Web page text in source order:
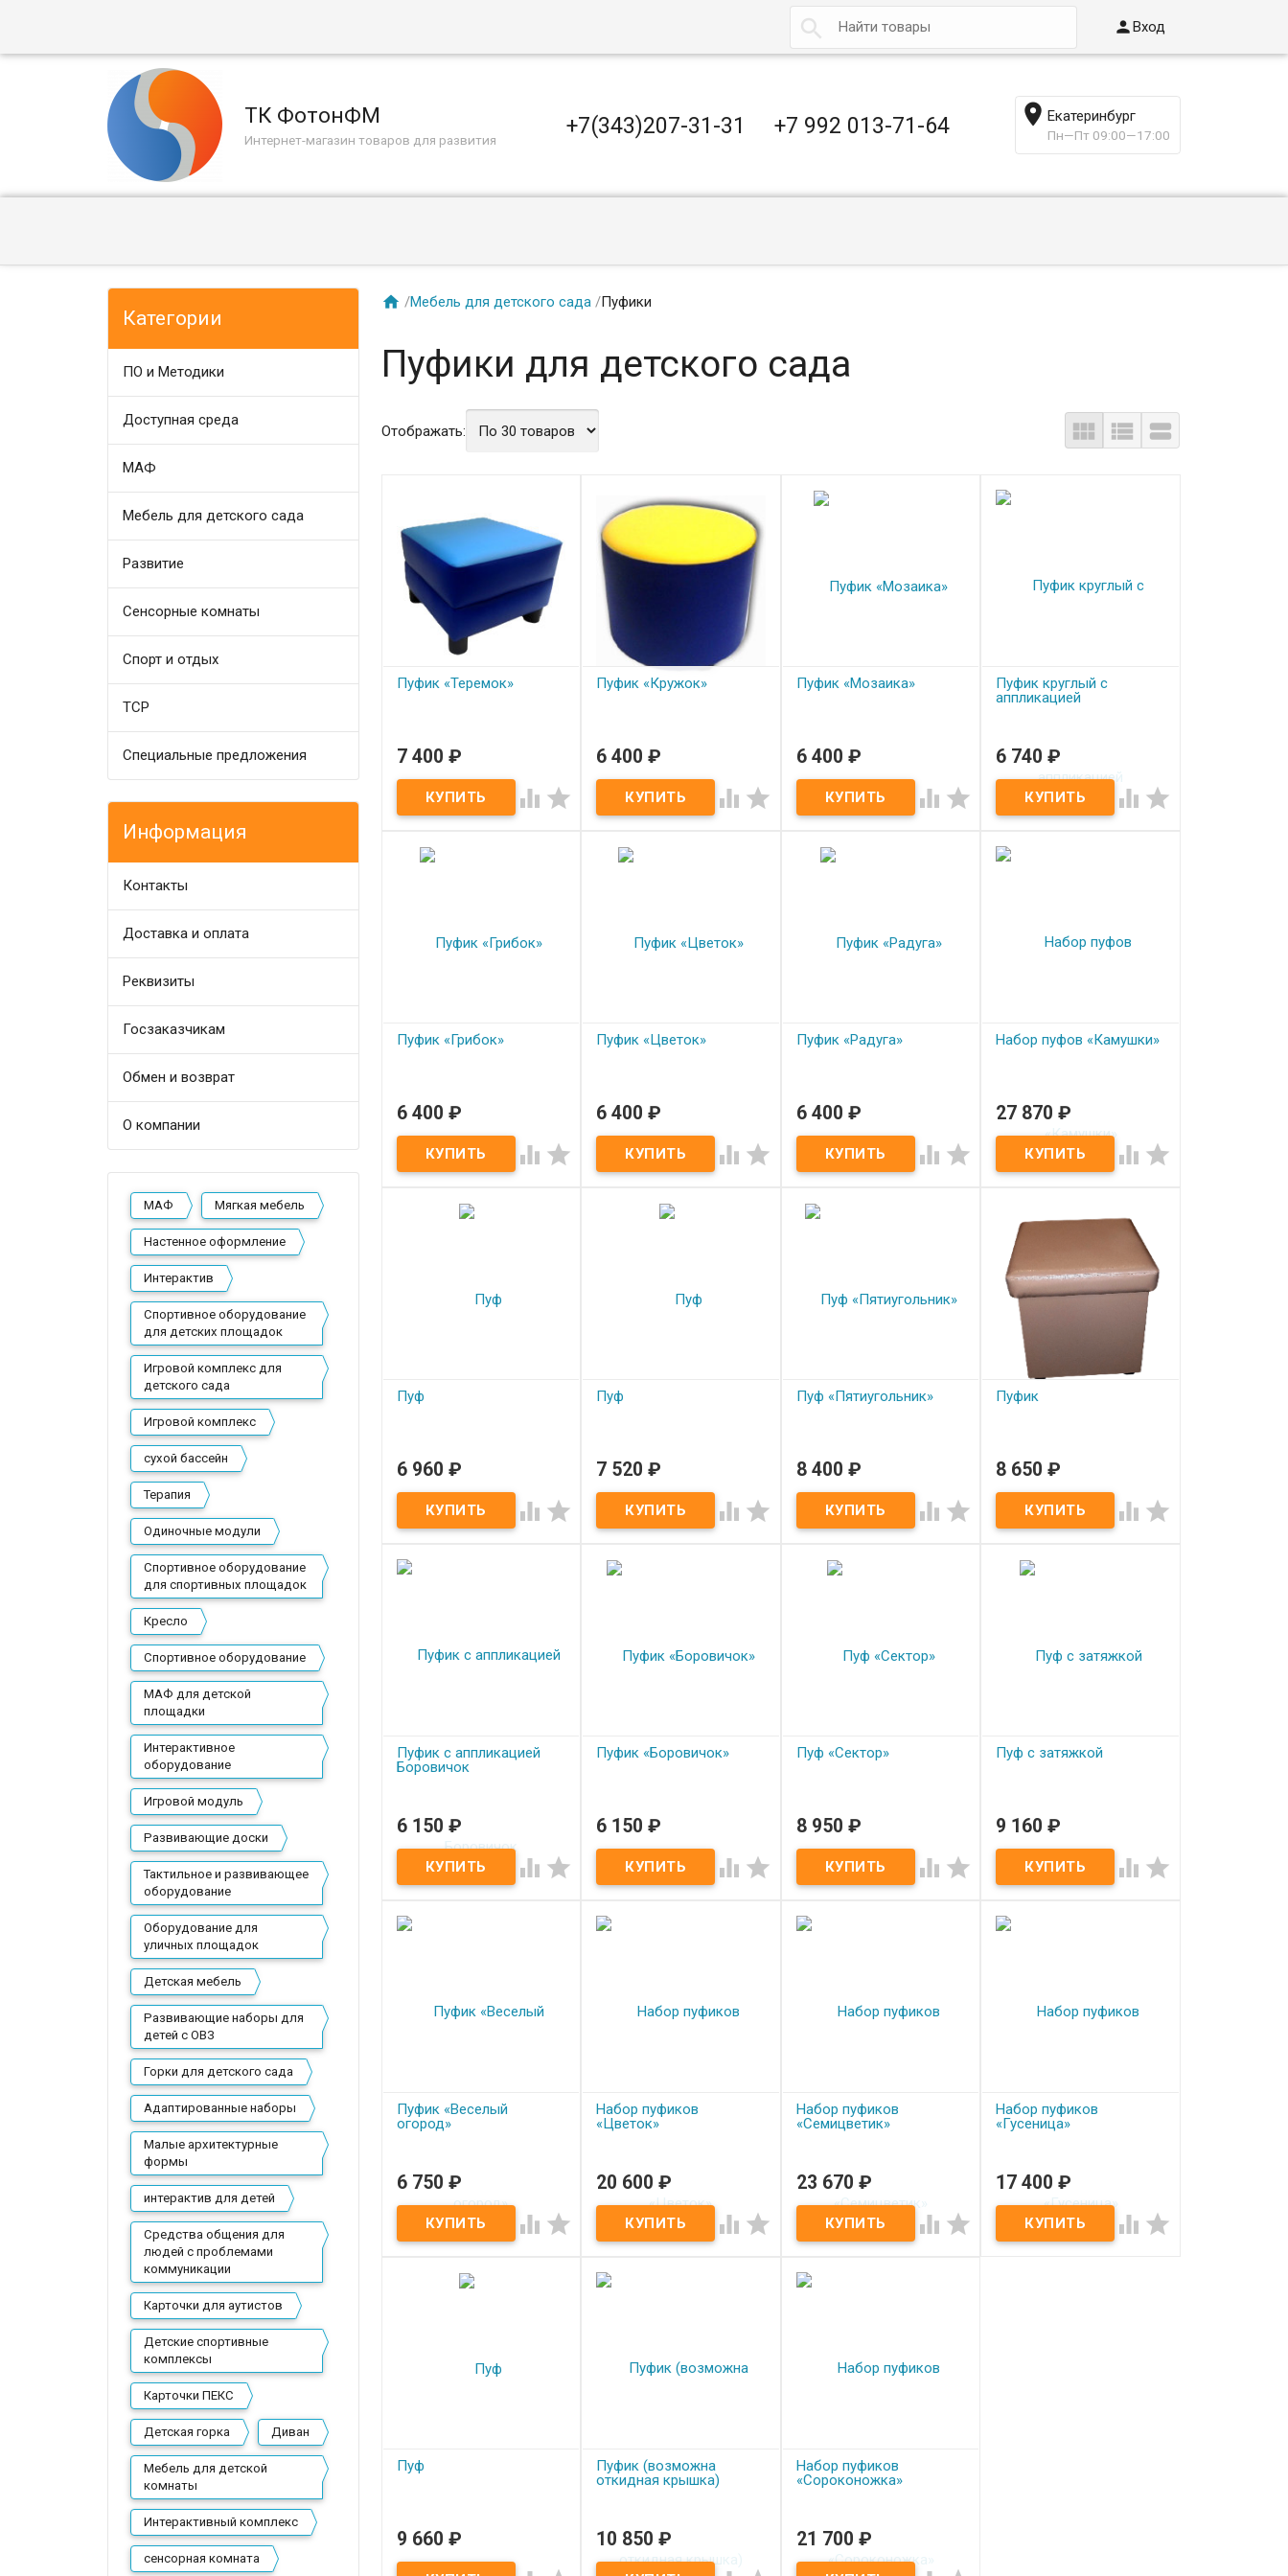
 Вход
ТК ФотонФМ
Интернет-магазин товаров для развития
+7(343)207-31-31 +7 992 013-71-64  Екатеринбург
Пн—Пт 09:00—17:00
Категории
ПО и Методики
Доступная среда
МАФ
Мебель для детского сада
Развитие
Сенсорные комнаты
Спорт и отдых
ТСР
Специальные предложения
Информация
Контакты
Доставка и оплата
Реквизиты
Госзаказчикам
Обмен и возврат
О компании
МАФ Мягкая мебель
Настенное оформление
Интерактив
Спортивное оборудование
для детских площадок
Игровой комплекс для
детского сада
Игровой комплекс
сухой бассейн
Терапия
Одиночные модули
Спортивное оборудование
для спортивных площадок
Кресло
Спортивное оборудование
МАФ для детской
площадки
Интерактивное
оборудование
Игровой модуль
Развивающие доски
Тактильное и развивающее
оборудование
Оборудование для
уличных площадок
Детская мебель
Развивающие наборы для
детей с ОВЗ
Горки для детского сада
Адаптированные наборы
Малые архитектурные
формы
интерактив для детей
Средства общения для
людей с проблемами
коммуникации
Карточки для аутистов
Детские спортивные
комплексы
Карточки ПЕКС
Детская горка Диван
Мебель для детской
комнаты
Интерактивный комплекс
сенсорная комната
 /Мебель для детского сада /Пуфики
Пуфики для детского сада
Отображать:   
Пуфик «Теремок»
Под заказ
Пуфик «Теремок»
7 400 ₽
 
Пуфик «Кружок»
Под заказ
Пуфик «Кружок»
6 400₽
 
Пуфик «Мозаика»
Под заказ
Пуфик «Мозаика»
6 400 ₽
 
Пуфик круглый с
аппликацией
Под заказ
Пуфик круглый с
аппликацией
6 740₽
 
Пуфик «Грибок»
Под заказ
Пуфик «Грибок»
6 400 ₽
 
Пуфик «Цветок»
Под заказ
Пуфик «Цветок»
6 400₽
 
Пуфик «Радуга»
Под заказ
Пуфик «Радуга»
6 400 ₽
 
Набор пуфов «Камушки»
Под заказ
Набор пуфов «Камушки»
27 870₽
 
Пуф
Под заказ
Пуф
6 960 ₽
 
Пуф
Под заказ
Пуф
7 520₽
 
Пуф «Пятиугольник»
Под заказ
Пуф «Пятиугольник»
8 400 ₽
 
Пуфик
Под заказ
Пуфик
8 650₽
 
Пуфик с аппликацией
Боровичок
Под заказ
Пуфик с аппликацией
Боровичок
6 150 ₽
 
Пуфик «Боровичок»
Под заказ
Пуфик «Боровичок»
6 150₽
 
Пуф «Сектор»
Под заказ
Пуф «Сектор»
8 950 ₽
 
Пуф с затяжкой
Под заказ
Пуф с затяжкой
9 160₽
 
Пуфик «Веселый
огород»
Под заказ
Пуфик «Веселый огород»
6 750 ₽
 
Набор пуфиков
«Цветок»
Под заказ
Набор пуфиков «Цветок»
20 600₽
 
Набор пуфиков
«Семицветик»
Под заказ
Набор пуфиков
«Семицветик»
23 670 ₽
 
Набор пуфиков
«Гусеница»
Под заказ
Набор пуфиков «Гусеница»
17 400₽
 
Пуф
Под заказ
Пуф
9 660 ₽
Пуфик (возможна
откидная крышка)
Под заказ
Пуфик (возможна откидная
10 850₽
Набор пуфиков
«Сороконожка»
Под заказ
Набор пуфиков
21 700 ₽